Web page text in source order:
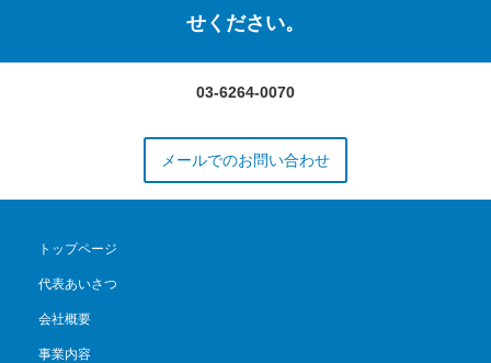
せください。
03-6264-0070
メールでのお問い合わせ
トップページ
代表あいさつ
会社概要
事業内容